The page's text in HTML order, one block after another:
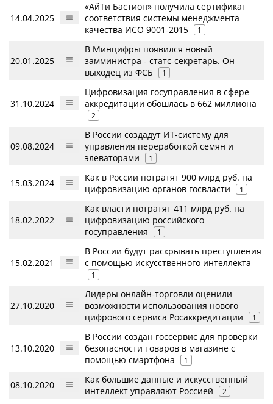
14.04.2025
«АйТи Бастион» получила сертификат
соответствия системы менеджмента
качества ИСО 9001-2015
1
20.01.2025
В Минцифры появился новый
замминистра - статс-секретарь. Он
выходец из ФСБ
1
31.10.2024
Цифровизация госуправления в сфере
аккредитации обошлась в 662 миллиона
2
09.08.2024
В России создадут ИТ-систему для
управления переработкой семян и
элеваторами
1
15.03.2024
Как в России потратят 900 млрд руб. на
цифровизацию органов госвласти
1
18.02.2022
Как власти потратят 411 млрд руб. на
цифровизацию российского
госуправления
1
15.02.2021
В России будут раскрывать преступления
с помощью искусственного интеллекта
1
27.10.2020
Лидеры онлайн-торговли оценили
возможности использования нового
цифрового сервиса Росаккредитации
1
13.10.2020
В России создан госсервис для проверки
безопасности товаров в магазине с
помощью смартфона
1
08.10.2020
Как большие данные и искусственный
интеллект управляют Россией
2